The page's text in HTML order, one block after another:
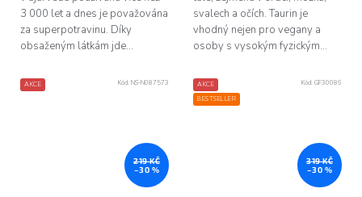
3 000 let a dnes je považována
za superpotravinu. Díky
obsaženým látkám jde...
svalech a očích. Taurin je
vhodný nejen pro vegany a
osoby s vysokým fyzickým...
AKCE
219 KČ
–30 %
Kód: NS-N087573
AKCE
BESTSELLER
319 KČ
–30 %
Kód: GF30086